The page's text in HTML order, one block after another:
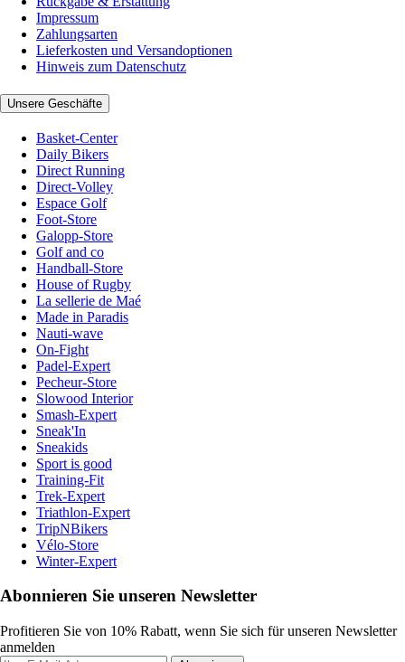
Impressum
Zahlungsarten
Lieferkosten und Versandoptionen
Hinweis zum Datenschutz
Unsere Geschäfte
Basket-Center
Daily Bikers
Direct Running
Direct-Volley
Espace Golf
Foot-Store
Galopp-Store
Golf and co
Handball-Store
House of Rugby
La sellerie de Maé
Made in Paradis
Nauti-wave
On-Fight
Padel-Expert
Pecheur-Store
Slowood Interior
Smash-Expert
Sneak'In
Sneakids
Sport is good
Training-Fit
Trek-Expert
Triathlon-Expert
TripNBikers
Vélo-Store
Winter-Expert
Abonnieren Sie unseren Newsletter
Profitieren Sie von 10% Rabatt, wenn Sie sich für unseren Newsletter
anmelden